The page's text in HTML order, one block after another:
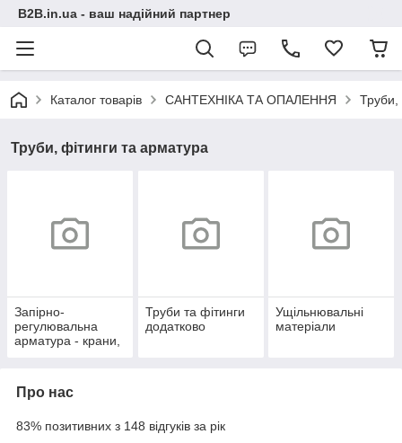
B2B.in.ua - ваш надійний партнер
Каталог товарів САНТЕХНІКА ТА ОПАЛЕННЯ Труби,
Труби, фітинги та арматура
Запірно-
регулювальна
арматура - крани,
Труби та фітинги
додатково
Ущільнювальні
матеріали
Про нас
83% позитивних з 148 відгуків за рік